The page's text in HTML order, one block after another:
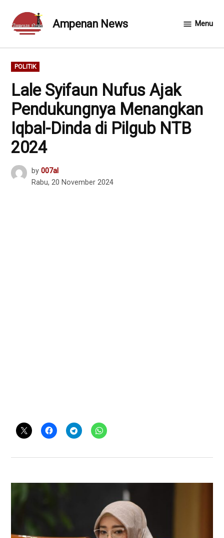
content
Ampenan News Menu
POSTED
IN
POLITIK
Lale Syifaun Nufus Ajak
Pendukungnya Menangkan
Iqbal-Dinda di Pilgub NTB
2024
by 007al
Rabu, 20 November 2024